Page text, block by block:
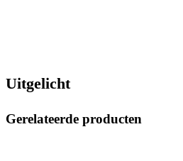
Uitgelicht
Gerelateerde producten